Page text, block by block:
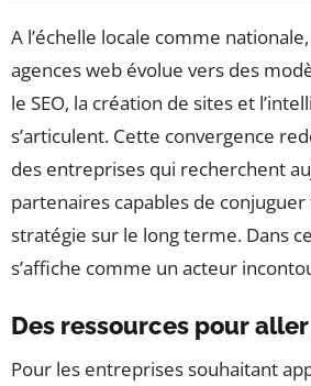
A l’échelle locale comme
agences web évolue vers des
le SEO, la création de sites et
s’articulent. Cette convergence
des entreprises qui recherchent
partenaires capables de
stratégie sur le long terme. Dans
s’affiche comme un acteur
Des ressources pour
Pour les entreprises souhaitant